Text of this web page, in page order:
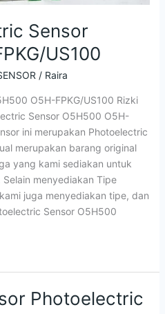
Sensor
US100
/ Raira
O5H-FPKG/US100 Rizki
Sensor O5H500 O5H-
ini merupakan Photoelectric
merupakan barang original
yang kami sediakan untuk
menyediakan Tipe
juga menyediakan tipe, dan
Sensor O5H500
Photoelectric